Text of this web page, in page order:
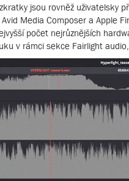
jsou rovněž uživatelsky
Media Composer a Apple
počet nejrůznějších
v rámci sekce Fairlight